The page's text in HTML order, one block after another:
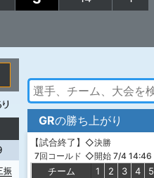
振
GRの勝ち上がり
【試合終了】
7回コールド
◇決勝
◇開始 7/4 14:46
チーム 1 2 3 4 5